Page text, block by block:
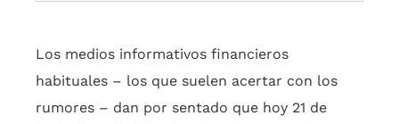
Los medios informativos financieros
habituales – los que suelen acertar con los
rumores – dan por sentado que hoy 21 de